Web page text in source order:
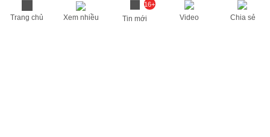
Trang chủ Xem nhiều
16+
Tin mới Video Chia sẻ